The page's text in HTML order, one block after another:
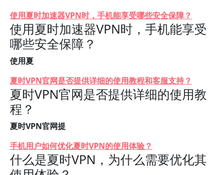
使用夏时加速器VPN时，手机能享受哪些安全保障？
使用夏时加速器VPN时，手机能享受
哪些安全保障？
使用夏
夏时VPN官网是否提供详细的使用教程和客服支持？
夏时VPN官网是否提供详细的使用教
程？
夏时VPN官网提
手机用户如何优化夏时VPN的使用体验？
什么是夏时VPN，为什么需要优化其